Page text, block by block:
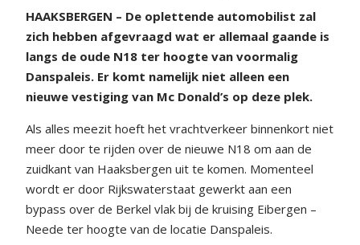
HAAKSBERGEN – De oplettende automobilist zal
zich hebben afgevraagd wat er allemaal gaande is
langs de oude N18 ter hoogte van voormalig
Danspaleis. Er komt namelijk niet alleen een
nieuwe vestiging van Mc Donald’s op deze plek.
Als alles meezit hoeft het vrachtverkeer binnenkort niet
meer door te rijden over de nieuwe N18 om aan de
zuidkant van Haaksbergen uit te komen. Momenteel
wordt er door Rijkswaterstaat gewerkt aan een
bypass over de Berkel vlak bij de kruising Eibergen –
Neede ter hoogte van de locatie Danspaleis.